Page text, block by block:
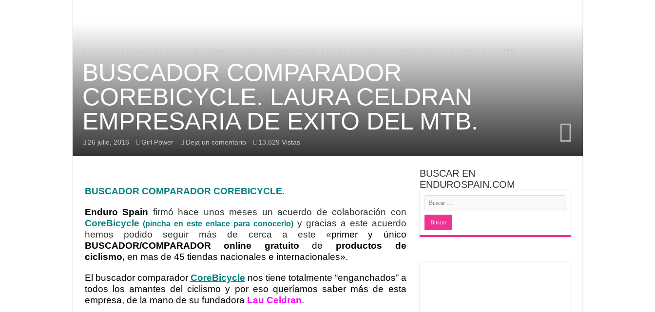
BUSCADOR COMPARADOR
COREBICYCLE. LAURA CELDRAN
EMPRESARIA DE EXITO DEL MTB.
26 julio, 2016 Girl Power Deja un comentario 13,629 Vistas
BUSCADOR COMPARADOR COREBICYCLE.
Enduro Spain firmó hace unos meses un acuerdo de colaboración con
CoreBicycle (pincha en este enlace para conocerlo)y gracias a este acuerdo
hemos podido seguir más de cerca a este «primer y único
BUSCADOR/COMPARADOR
online gratuito de productos de
ciclismo, en mas de 45 tiendas nacionales e internacionales».
El buscador comparador CoreBicycle nos tiene totalmente “enganchados” a
todos los amantes del ciclismo y por eso queríamos saber más de esta
empresa, de la mano de su fundadora Lau Celdran.
BUSCAR EN
ENDUROSPAIN.COM